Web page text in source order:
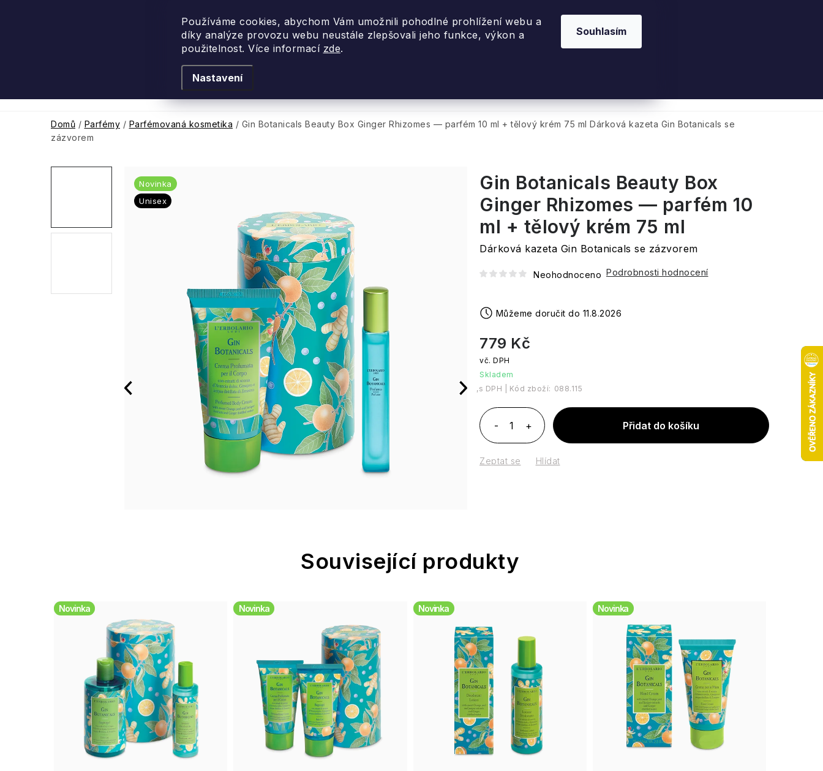
Používáme cookies, abychom Vám umožnili pohodlné prohlížení webu a
díky analýze provozu webu neustále zlepšovali jeho funkce, výkon a
použitelnost. Více informací zde.
Nastavení
Souhlasím
Podle vůně
Domů / Parfémy / Parfémovaná kosmetika / Gin Botanicals Beauty Box Ginger Rhizomes — parfém 10 ml + tělový krém 75 ml Dárková kazeta Gin Botanicals se
zázvorem
Gin Botanicals Beauty Box
Ginger Rhizomes — parfém 10
ml + tělový krém 75 ml
Dárková kazeta Gin Botanicals se zázvorem
Neohodnoceno Podrobnosti hodnocení
11.8.2026
779 Kč
Skladem
Měrná cena:Kód zboží: 088.115
Přidat do košíku
Zeptat se Hlídat
Novinka
Unisex
Související produkty
Novinka Novinka Novinka Novinka